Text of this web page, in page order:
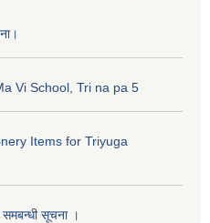
Vi School, Tri na pa 5
Items for Triyuga
समबन्धी सूचना ।